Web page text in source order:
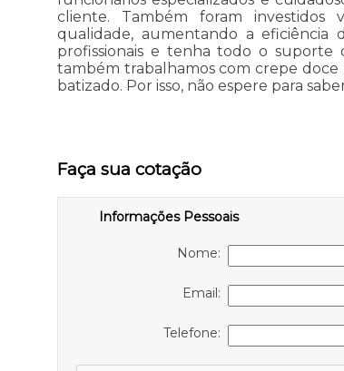
cliente. Também foram investidos
qualidade, aumentando a eficiência
profissionais e tenha todo o suporte
também trabalhamos com crepe
batizado. Por isso, não espere para
Faça sua cotação
Informações Pessoais
Nome:
Email:
Telefone: